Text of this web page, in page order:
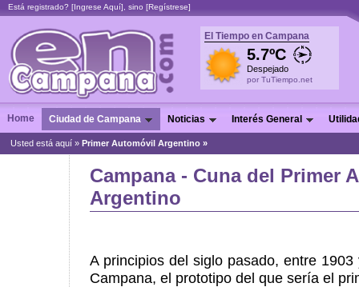
Está registrado? [Ingrese Aquí], sino [Regístrese]
El Tiempo en Campana
5.7ºC
Despejado
por TuTiempo.net
Home Ciudad de Campana Noticias Interés General
Usted está aquí » Primer Automóvil Argentino »
Campana - Cuna del Primer
Argentino
A principios del siglo pasado, entre
Campana, el prototipo del que sería el